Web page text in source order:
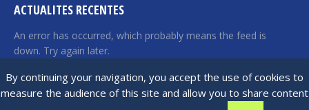
By continuing your navigation, you accept the use of cookies to
measure the audience of this site and allow you to share content
ACTUALITES RECENTES
An error has occurred, which probably means the feed is
down. Try again later.